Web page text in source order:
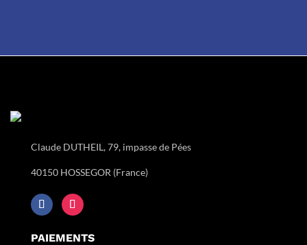
Claude DUTHEIL, 79, impasse de Pées
40150 HOSSEGOR (France)
PAIEMENTS